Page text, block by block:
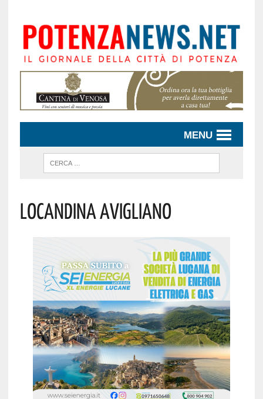
MENU
Locandina Avigliano